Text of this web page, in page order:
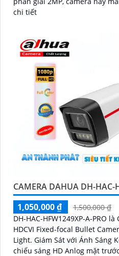
chi tiết
CAMERA DAHUA DH-HAC-
1,050,000 ₫
1,500,000 ₫
DH-HAC-HFW1249XP-A-PRO
HDCVI Fixed-focal Bullet
Light. Giám Sát với Ánh Sáng
chiếu sáng HD Anlog mặt